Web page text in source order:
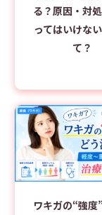
る？原因・対
ってはいけな
て？
ワキガの“強度